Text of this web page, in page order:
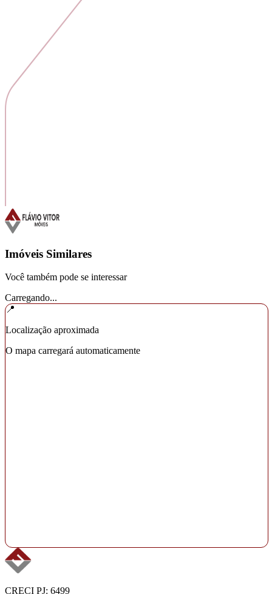
Imóveis Similares
Você também pode se interessar
Carregando...
📍
Localização aproximada
O mapa carregará automaticamente
CRECI PJ: 6499